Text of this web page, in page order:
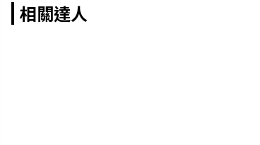
相關達人